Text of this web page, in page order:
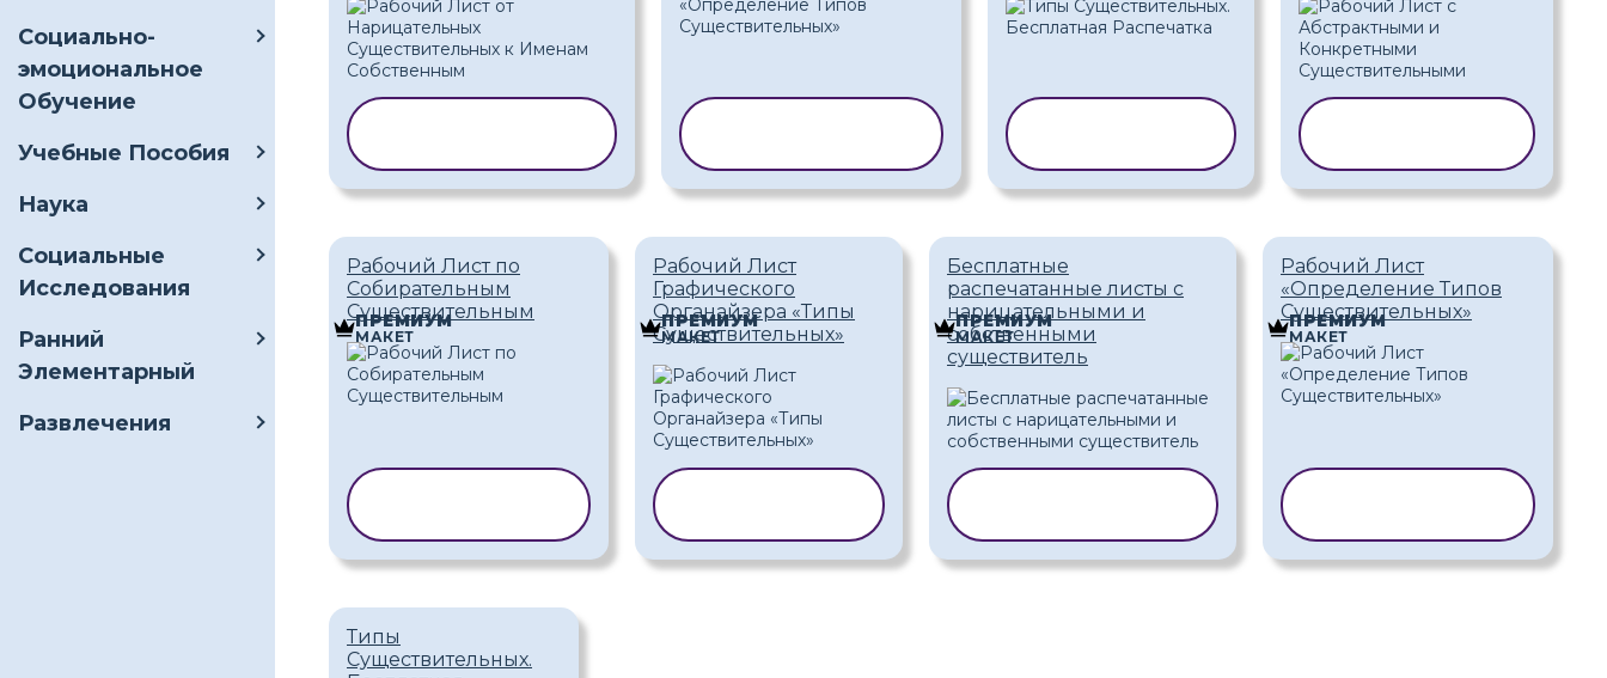
Социально-
эмоциональное
Обучение
Учебные Пособия
Наука
Социальные
Исследования
Ранний
Элементарный
Развлечения
Рабочий Лист по
Собирательным
Существительным
ПРЕМИУМ
МАКЕТ
Рабочий Лист
Графического
Органайзера «Типы
Существительных»
ПРЕМИУМ
МАКЕТ
Бесплатные
распечатанные листы с
нарицательными и
собственными
существитель
ПРЕМИУМ
МАКЕТ
Рабочий Лист
«Определение Типов
Существительных»
ПРЕМИУМ
МАКЕТ
Типы
Существительных.